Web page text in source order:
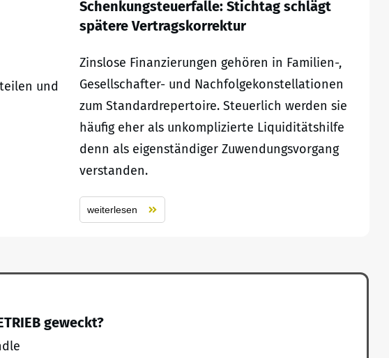
und
Schenkungsteuerfalle: Stichtag schlägt
spätere Vertragskorrektur
Zinslose Finanzierungen gehören in Familien-,
Gesellschafter- und Nachfolgekonstellationen
zum Standardrepertoire. Steuerlich werden sie
häufig eher als unkomplizierte Liquiditätshilfe
denn als eigenständiger Zuwendungsvorgang
verstanden.
weiterlesen
geweckt?